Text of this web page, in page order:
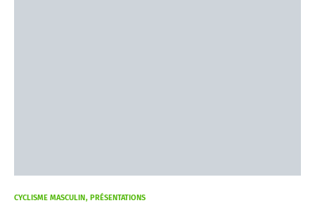
CYCLISME MASCULIN PRÉSENTATIONS